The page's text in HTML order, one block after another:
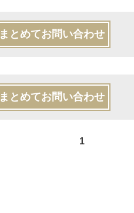
まとめてお問い合わせ
まとめてお問い合わせ
1